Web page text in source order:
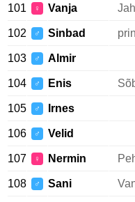
101 ♀ Vanja
102 ♂ Sinbad
103 ♂ Almir
104 ♂ Enis
105 ♂ Irnes
106 ♂ Velid
107 ♀ Nermin
108 ♂ Sani